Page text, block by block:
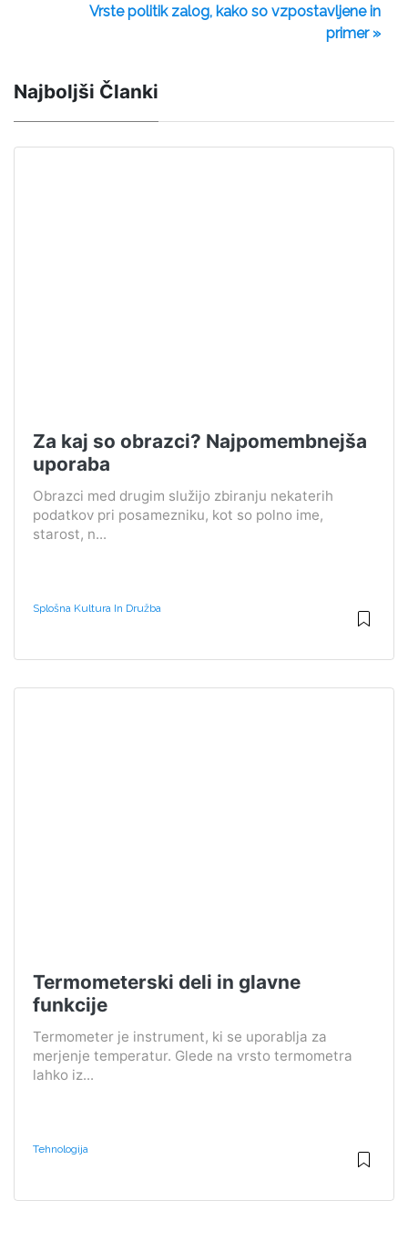
Vrste politik zalog, kako so vzpostavljene in
primer »
Najboljši Članki
Za kaj so obrazci? Najpomembnejša
uporaba
Obrazci med drugim služijo zbiranju nekaterih
podatkov pri posamezniku, kot so polno ime,
starost, n...
Splošna Kultura In Družba
Termometerski deli in glavne
funkcije
Termometer je instrument, ki se uporablja za
merjenje temperatur. Glede na vrsto termometra
lahko iz...
Tehnologija